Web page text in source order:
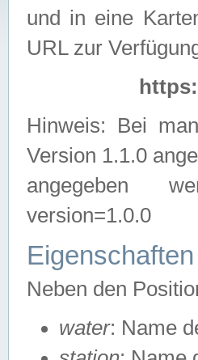
und in eine
URL zur
Hinweis: Bei
Version 1.1.0
angegeben
version=1.0.0
Neben den
water: Name